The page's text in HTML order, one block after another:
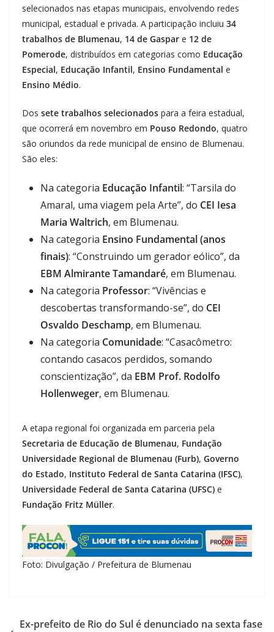
selecionados nas etapas municipais, envolvendo redes
municipal, estadual e privada. A participação incluiu 34
trabalhos de Blumenau, 14 de Gaspar e 12 de
Pomerode, distribuídos em categorias como Educação
Especial, Educação Infantil, Ensino Fundamental e
Ensino Médio.
Dos sete trabalhos selecionados para a feira estadual,
que ocorrerá em novembro em Pouso Redondo, quatro
são oriundos da rede municipal de ensino de Blumenau.
São eles:
Na categoria Educação Infantil: “Tarsila do
Amaral, uma viagem pela Arte”, do CEI Iesa
Maria Waltrich, em Blumenau.
Na categoria Ensino Fundamental (anos
finais): “Construindo um gerador eólico”, da
EBM Almirante Tamandaré, em Blumenau.
Na categoria Professor: “Vivências e
descobertas transformando-se”, do CEI
Osvaldo Deschamp, em Blumenau.
Na categoria Comunidade: “Casacômetro:
contando casacos perdidos, somando
conscientização”, da EBM Prof. Rodolfo
Hollenweger, em Blumenau.
A etapa regional foi organizada em parceria pela
Secretaria de Educação de Blumenau, Fundação
Universidade Regional de Blumenau (Furb), Governo
do Estado, Instituto Federal de Santa Catarina (IFSC),
Universidade Federal de Santa Catarina (UFSC) e
Fundação Fritz Müller.
Foto: Divulgação / Prefeitura de Blumenau
Ex-prefeito de Rio do Sul é denunciado na sexta fase